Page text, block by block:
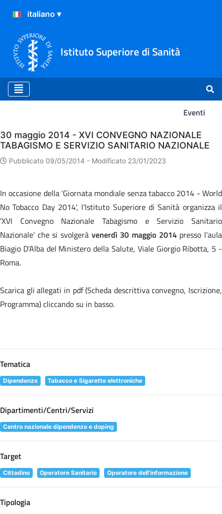
Istituto Superiore di Sanità
Eventi
Eventi
30 maggio 2014 - XVI CONVEGNO NAZIONALE
TABAGISMO E SERVIZIO SANITARIO NAZIONALE
Pubblicato 09/05/2014 - Modificato 23/01/2023
In occasione della 'Giornata mondiale senza tabacco 2014 - World
No Tobacco Day 2014', l'Istituto Superiore di Sanità organizza il
'XVI Convegno Nazionale Tabagismo e Servizio Sanitario
Nazionale' che si svolgerà venerdì 30 maggio 2014presso l'aula
Biagio D'Alba del Ministero della Salute, Viale Giorgio Ribotta, 5 -
Roma.
Scarica gli allegati in pdf (Scheda descrittiva convegno, Iscrizione,
Programma) cliccando su in basso.
Tematica
Dipendenze Tabacco e Sigarette elettroniche
Dipartimenti/Centri/Servizi
Centro nazionale dipendenze e doping
Target
Cittadino Operatore Sanitario Operatore dell'informazione
Tipologia